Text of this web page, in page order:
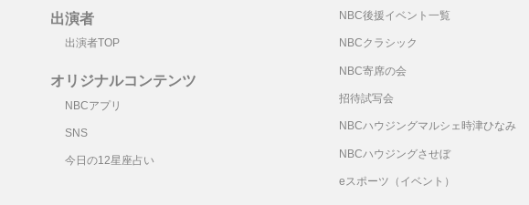
出演者
出演者TOP
オリジナルコンテンツ
NBCアプリ
SNS
今日の12星座占い
NBC後援イベント一覧
NBCクラシック
NBC寄席の会
招待試写会
NBCハウジングマルシェ時津ひなみ
NBCハウジングさせぼ
eスポーツ（イベント）